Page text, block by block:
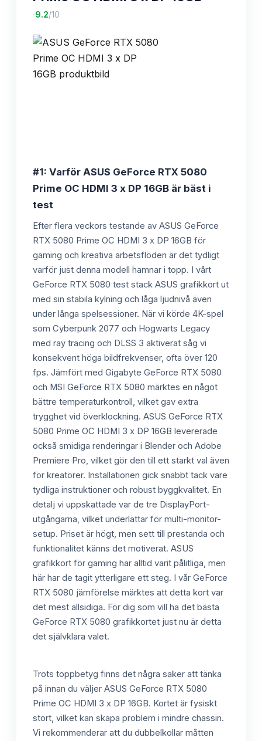
·9.2/10
#1: Varför ASUS GeForce RTX 5080
Prime OC HDMI 3 x DP 16GB är bäst i
test
Efter flera veckors testande av ASUS GeForce
RTX 5080 Prime OC HDMI 3 x DP 16GB för
gaming och kreativa arbetsflöden är det tydligt
varför just denna modell hamnar i topp. I vårt
GeForce RTX 5080 test stack ASUS grafikkort ut
med sin stabila kylning och låga ljudnivå även
under långa spelsessioner. När vi körde 4K-spel
som Cyberpunk 2077 och Hogwarts Legacy
med ray tracing och DLSS 3 aktiverat såg vi
konsekvent höga bildfrekvenser, ofta över 120
fps. Jämfört med Gigabyte GeForce RTX 5080
och MSI GeForce RTX 5080 märktes en något
bättre temperaturkontroll, vilket gav extra
trygghet vid överklockning. ASUS GeForce RTX
5080 Prime OC HDMI 3 x DP 16GB levererade
också smidiga renderingar i Blender och Adobe
Premiere Pro, vilket gör den till ett starkt val även
för kreatörer. Installationen gick snabbt tack vare
tydliga instruktioner och robust byggkvalitet. En
detalj vi uppskattade var de tre DisplayPort-
utgångarna, vilket underlättar för multi-monitor-
setup. Priset är högt, men sett till prestanda och
funktionalitet känns det motiverat. ASUS
grafikkort för gaming har alltid varit pålitliga, men
här har de tagit ytterligare ett steg. I vår GeForce
RTX 5080 jämförelse märktes att detta kort var
det mest allsidiga. För dig som vill ha det bästa
GeForce RTX 5080 grafikkortet just nu är detta
det självklara valet.
Trots toppbetyg finns det några saker att tänka
på innan du väljer ASUS GeForce RTX 5080
Prime OC HDMI 3 x DP 16GB. Kortet är fysiskt
stort, vilket kan skapa problem i mindre chassin.
Vi rekommenderar att du dubbelkollar måtten